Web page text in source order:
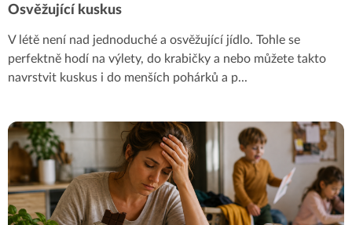
Osvěžující kuskus
V létě není nad jednoduché a osvěžující jídlo. Tohle se
perfektně hodí na výlety, do krabičky a nebo můžete takto
navrstvit kuskus i do menších pohárků a p...